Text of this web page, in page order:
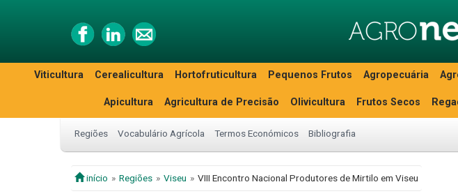
Viticultura Cerealicultura Hortofruticultura Pequenos Frutos Agropecuária
Apicultura Agricultura de Precisão Olivicultura Frutos Secos
Regiões Vocabulário Agrícola Termos Económicos Bibliografia
início Regiões Viseu VIII Encontro Nacional Produtores de Mirtilo em Viseu